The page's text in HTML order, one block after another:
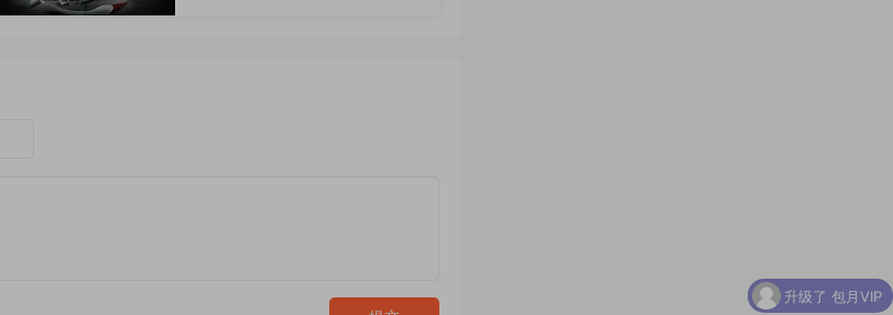
升级了 包月VIP